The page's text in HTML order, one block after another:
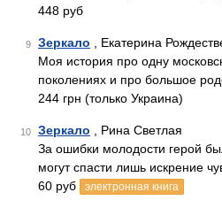
448 руб
9 Зеркало , Екатерина
Моя история про одну
поколениях и про большое
244 грн (только Украина)
10 Зеркало , Рина Светлая
За ошибки молодости герой
могут спасти лишь искрение
60 руб
электронная книга